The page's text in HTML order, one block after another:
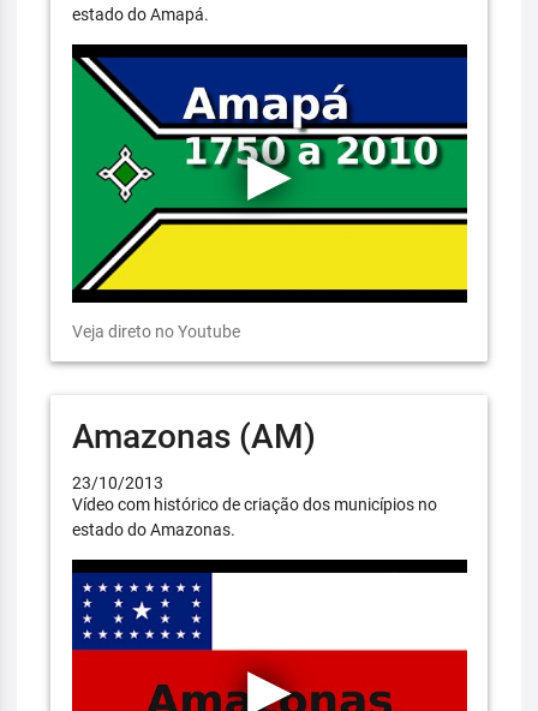
estado do Amapá.
Veja direto no Youtube
Amazonas (AM)
23/10/2013
Vídeo com histórico de criação dos municípios no
estado do Amazonas.